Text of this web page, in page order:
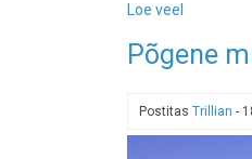
Loe veel
ratastel:
on
Põgene
Postitas Trillian -